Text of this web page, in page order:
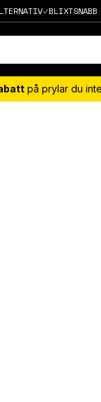
BLIXTSNABB
på prylar du